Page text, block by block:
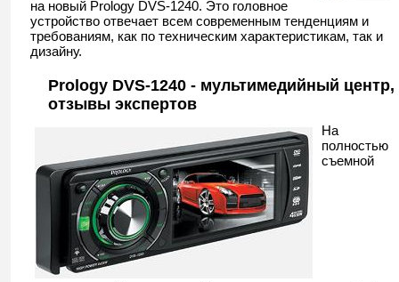
на новый Prology DVS-1240. Это головное
устройство отвечает всем современным тенденциям и
требованиям, как по техническим характеристикам, так и
дизайну.
Prology DVS-1240 - мультимедийный центр,
отзывы экспертов
На
полностью
съемной